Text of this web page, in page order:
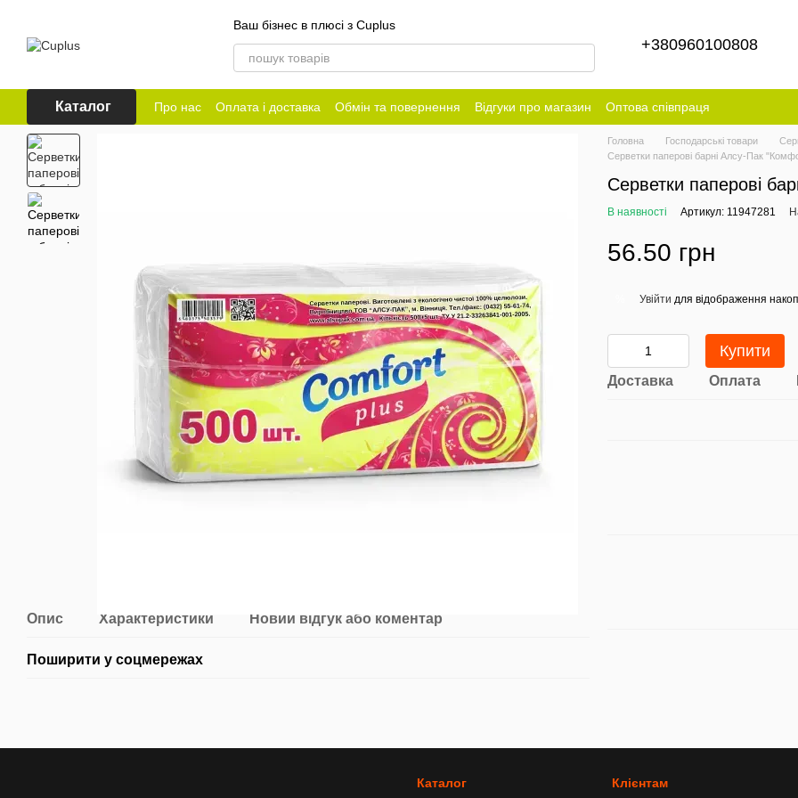
Ваш бізнес в плюсі з Cuplus
+380960100808
Каталог Про нас Оплата і доставка Обмін та повернення Відгуки про магазин Оптова співпраця
Опис Характеристики Новий відгук або коментар
Поширити у соцмережах
Головна Господарські товари
Серветки паперові барні Алсу-Пак
Серветки паперові
В наявності Артикул: 11947281
56.50 грн
Увійти для відображення
Купити
Доставка Оплата
Каталог Клієнтам